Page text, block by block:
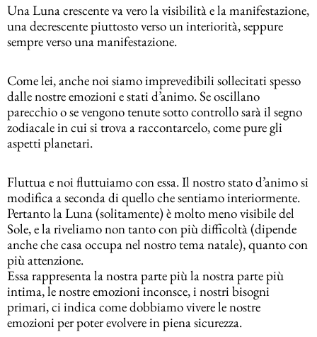
Una Luna crescente va vero la visibilità e la manifestazione,
una decrescente piuttosto verso un interiorità, seppure
sempre verso una manifestazione.
Come lei, anche noi siamo imprevedibili sollecitati spesso
dalle nostre emozioni e stati d’animo. Se oscillano
parecchio o se vengono tenute sotto controllo sarà il segno
zodiacale in cui si trova a raccontarcelo, come pure gli
aspetti planetari.
Fluttua e noi fluttuiamo con essa. Il nostro stato d’animo si
modifica a seconda di quello che sentiamo interiormente.
Pertanto la Luna (solitamente) è molto meno visibile del
Sole, e la riveliamo non tanto con più difficoltà (dipende
anche che casa occupa nel nostro tema natale), quanto con
più attenzione.
Essa rappresenta la nostra parte più la nostra parte più
intima, le nostre emozioni inconsce, i nostri bisogni
primari, ci indica come dobbiamo vivere le nostre
emozioni per poter evolvere in piena sicurezza.